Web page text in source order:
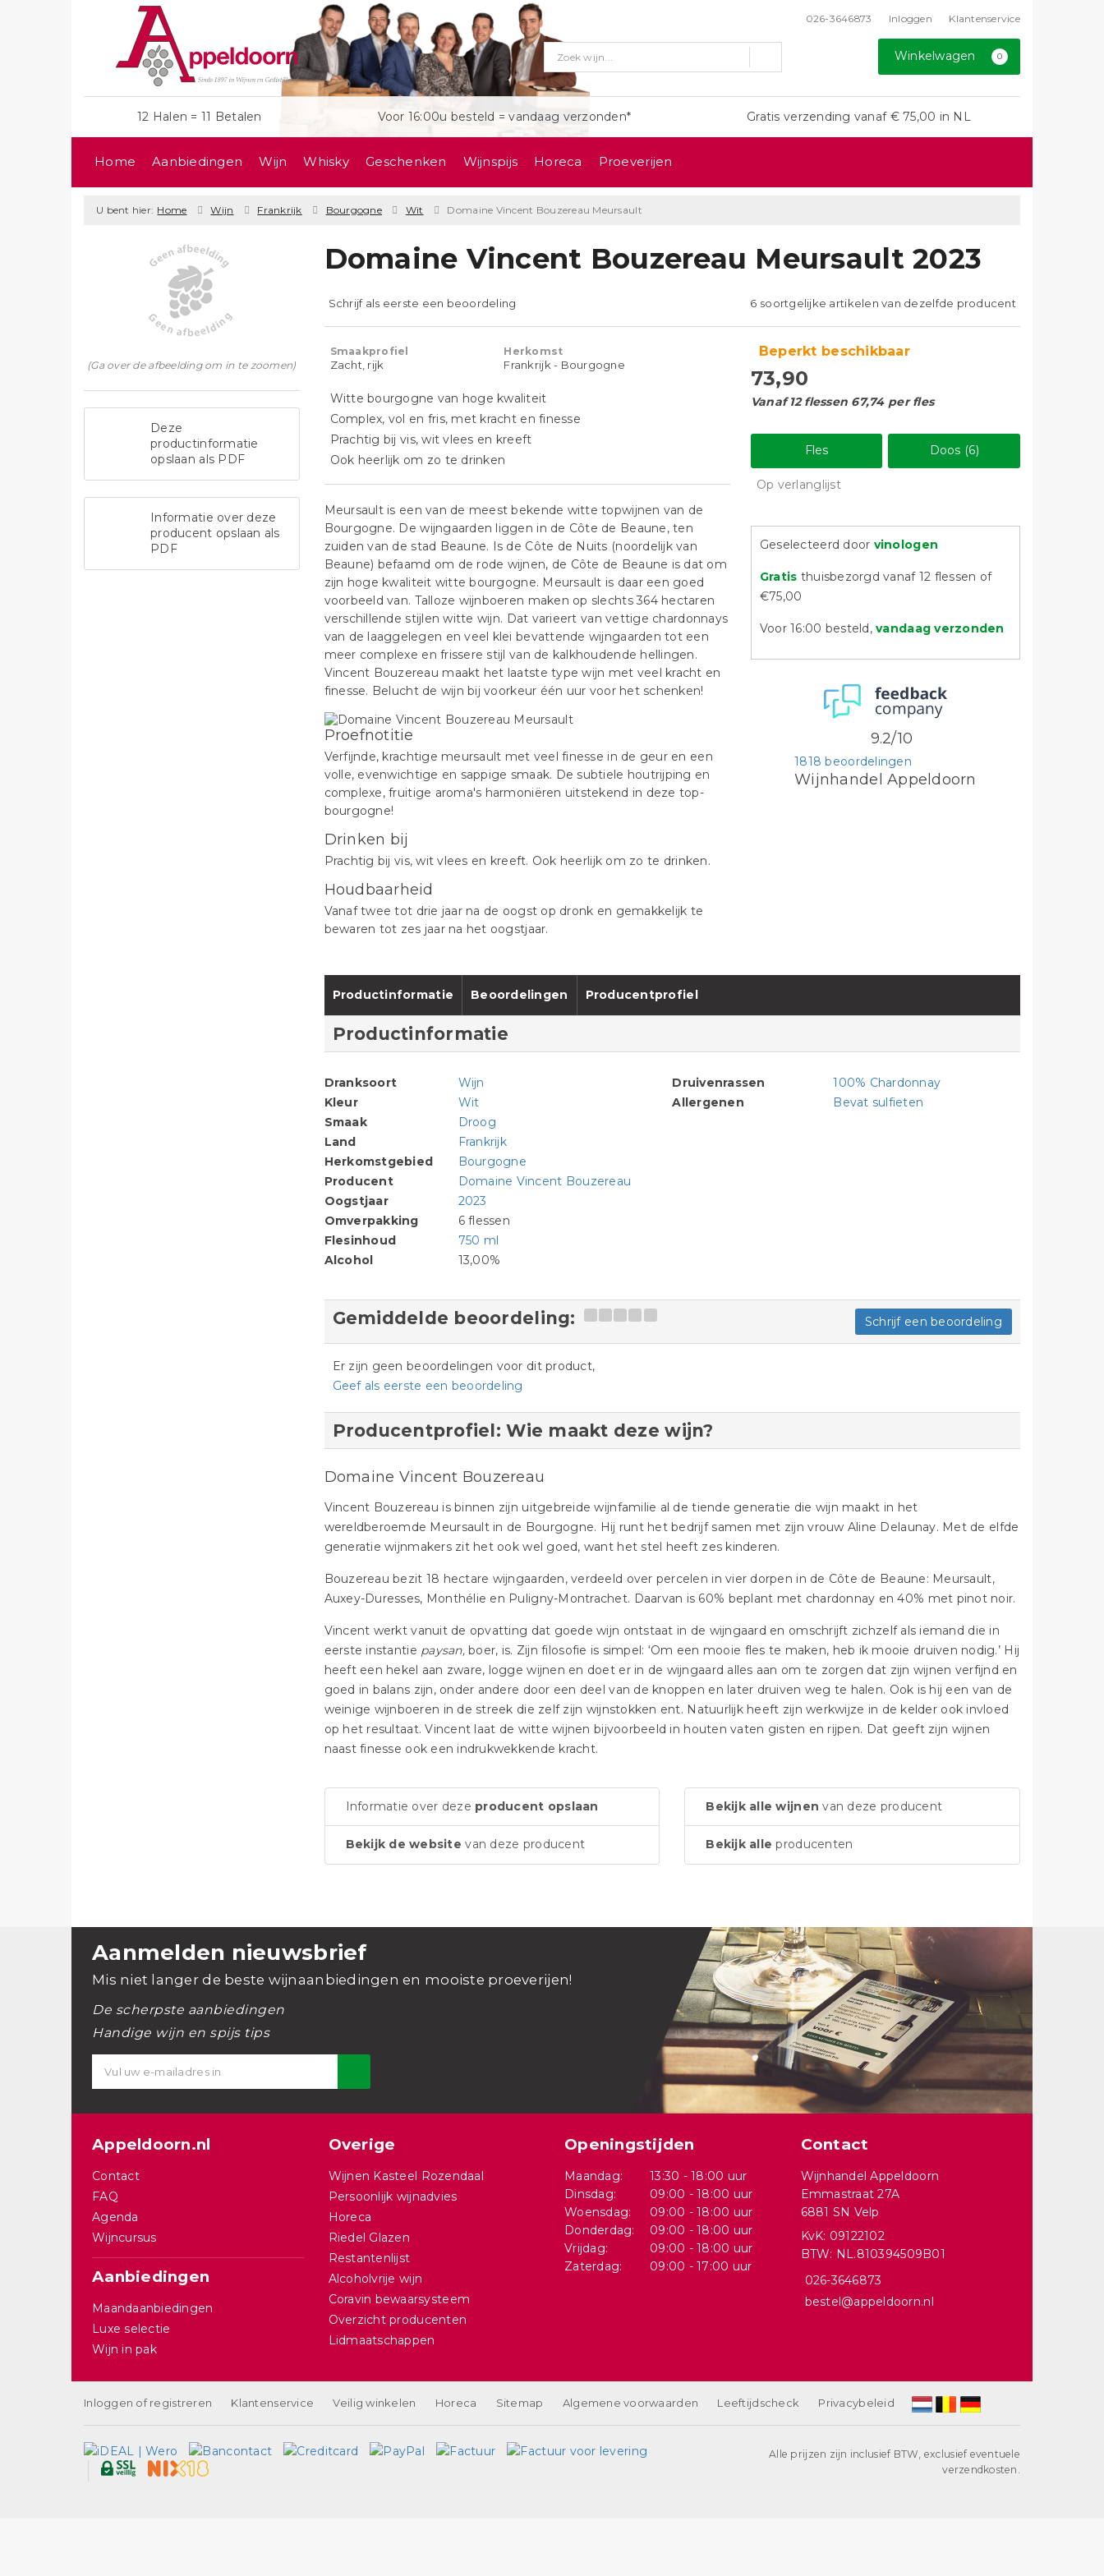
026-3646873 Inloggen Klantenservice
Winkelwagen 0
12 Halen = 11 Betalen Voor 16:00u besteld = vandaag verzonden* Gratis verzending vanaf € 75,00 in NL
Home Aanbiedingen Wijn Whisky Geschenken Wijnspijs Horeca Proeverijen
U bent hier: Home Wijn Frankrijk Bourgogne Wit Domaine Vincent Bouzereau Meursault
(Ga over de afbeelding om in te zoomen)
Deze
productinformatie
opslaan als PDF
Informatie over deze
producent opslaan als
PDF
Domaine Vincent Bouzereau Meursault 2023
Schrijf als eerste een beoordeling 6 soortgelijke artikelen van dezelfde producent
Smaakprofiel
Zacht, rijk
Herkomst
Frankrijk - Bourgogne
Witte bourgogne van hoge kwaliteit
Complex, vol en fris, met kracht en finesse
Prachtig bij vis, wit vlees en kreeft
Ook heerlijk om zo te drinken
Meursault is een van de meest bekende witte topwijnen van de
Bourgogne. De wijngaarden liggen in de Côte de Beaune, ten
zuiden van de stad Beaune. Is de Côte de Nuits (noordelijk van
Beaune) befaamd om de rode wijnen, de Côte de Beaune is dat om
zijn hoge kwaliteit witte bourgogne. Meursault is daar een goed
voorbeeld van. Talloze wijnboeren maken op slechts 364 hectaren
verschillende stijlen witte wijn. Dat varieert van vettige chardonnays
van de laaggelegen en veel klei bevattende wijngaarden tot een
meer complexe en frissere stijl van de kalkhoudende hellingen.
Vincent Bouzereau maakt het laatste type wijn met veel kracht en
finesse. Belucht de wijn bij voorkeur één uur voor het schenken!
Proefnotitie
Verfijnde, krachtige meursault met veel finesse in de geur en een
volle, evenwichtige en sappige smaak. De subtiele houtrijping en
complexe, fruitige aroma's harmoniëren uitstekend in deze top-
bourgogne!
Drinken bij
Prachtig bij vis, wit vlees en kreeft. Ook heerlijk om zo te drinken.
Houdbaarheid
Vanaf twee tot drie jaar na de oogst op dronk en gemakkelijk te
bewaren tot zes jaar na het oogstjaar.
Beperkt beschikbaar
73,90
Vanaf 12 flessen 67,74 per fles
Fles Doos (6)
Op verlanglijst
Geselecteerd door vinologen
Gratis thuisbezorgd vanaf 12 flessen of
€75,00
Voor 16:00 besteld,vandaag verzonden
Wijnhandel Appeldoorn
1818 beoordelingen
9.2/10
Productinformatie Beoordelingen Producentprofiel
Productinformatie
Dranksoort
Wijn
Kleur
Wit
Smaak
Droog
Land
Frankrijk
Herkomstgebied
Bourgogne
Producent
Domaine Vincent Bouzereau
Oogstjaar
2023
Omverpakking
6 flessen
Flesinhoud
750 ml
Alcohol
13,00%
Druivenrassen
100% Chardonnay
Allergenen
Bevat sulfieten
Gemiddelde beoordeling: Schrijf een beoordeling
Er zijn geen beoordelingen voor dit product,
Geef als eerste een beoordeling
Producentprofiel: Wie maakt deze wijn?
Domaine Vincent Bouzereau
Vincent Bouzereau is binnen zijn uitgebreide wijnfamilie al de tiende generatie die wijn maakt in het
wereldberoemde Meursault in de Bourgogne. Hij runt het bedrijf samen met zijn vrouw Aline Delaunay. Met de elfde
generatie wijnmakers zit het ook wel goed, want het stel heeft zes kinderen.
Bouzereau bezit 18 hectare wijngaarden, verdeeld over percelen in vier dorpen in de Côte de Beaune: Meursault,
Auxey-Duresses, Monthélie en Puligny-Montrachet. Daarvan is 60% beplant met chardonnay en 40% met pinot noir.
Vincent werkt vanuit de opvatting dat goede wijn ontstaat in de wijngaard en omschrijft zichzelf als iemand die in
eerste instantie paysan,boer, is. Zijn filosofie is simpel: ‘Om een mooie fles te maken, heb ik mooie druiven nodig.’ Hij
heeft een hekel aan zware, logge wijnen en doet er in de wijngaard alles aan om te zorgen dat zijn wijnen verfijnd en
goed in balans zijn, onder andere door een deel van de knoppen en later druiven weg te halen. Ook is hij een van de
weinige wijnboeren in de streek die zelf zijn wijnstokken ent. Natuurlijk heeft zijn werkwijze in de kelder ook invloed
op het resultaat. Vincent laat de witte wijnen bijvoorbeeld in houten vaten gisten en rijpen. Dat geeft zijn wijnen
naast finesse ook een indrukwekkende kracht.
Informatie over deze producent opslaan
Bekijk de website van deze producent
Bekijk alle wijnen van deze producent
Bekijk alle producenten
Aanmelden nieuwsbrief
Mis niet langer de beste wijnaanbiedingen en mooiste proeverijen!
De scherpste aanbiedingen
Handige wijn en spijs tips
Appeldoorn.nl
Contact
FAQ
Agenda
Wijncursus
Aanbiedingen
Maandaanbiedingen
Luxe selectie
Wijn in pak
Overige
Wijnen Kasteel Rozendaal
Persoonlijk wijnadvies
Horeca
Riedel Glazen
Restantenlijst
Alcoholvrije wijn
Coravin bewaarsysteem
Overzicht producenten
Lidmaatschappen
Openingstijden
Maandag:
13:30 - 18:00 uur
Dinsdag:
09:00 - 18:00 uur
Woensdag:
09:00 - 18:00 uur
Donderdag:
09:00 - 18:00 uur
Vrijdag:
09:00 - 18:00 uur
Zaterdag:
09:00 - 17:00 uur
Contact
Wijnhandel Appeldoorn
Emmastraat 27A
6881 SN Velp
KvK: 09122102
BTW: NL.810394509B01
026-3646873
bestel@appeldoorn.nl
Inloggen of registreren Klantenservice Veilig winkelen Horeca Sitemap Algemene voorwaarden Leeftijdscheck Privacybeleid
Alle prijzen zijn inclusief BTW, exclusief eventuele
verzendkosten.